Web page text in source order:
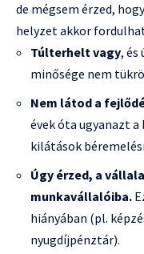
de mégsem érzed,
helyzet akkor
Túlterhelt vagy, és
minősége nem
Nem látod a
évek óta ugyanazt a
kilátások
Úgy érzed, a
munkavállalóiba.
hiányában (pl.
nyugdíjpénztár).